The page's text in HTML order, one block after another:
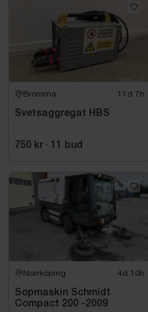
Bromma 11d 7h
Svetsaggregat HBS
750 kr · 11 bud
Norrköping 4d 10h
Sopmaskin Schmidt
Compact 200 -2009